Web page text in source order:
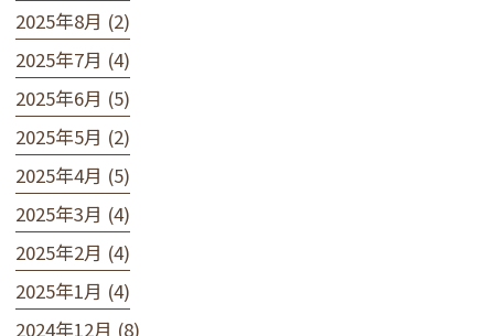
2025年8月 (2)
2025年7月 (4)
2025年6月 (5)
2025年5月 (2)
2025年4月 (5)
2025年3月 (4)
2025年2月 (4)
2025年1月 (4)
2024年12月 (8)